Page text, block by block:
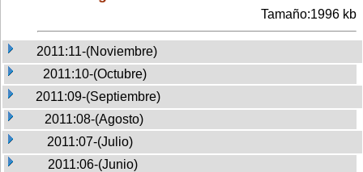
Tamaño:1996 kb
2011:11-(Noviembre)
2011:10-(Octubre)
2011:09-(Septiembre)
2011:08-(Agosto)
2011:07-(Julio)
2011:06-(Junio)